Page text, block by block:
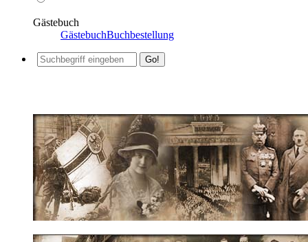
Gästebuch
GästebuchBuchbestellung